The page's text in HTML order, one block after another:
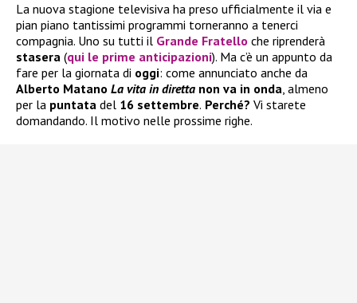
La nuova stagione televisiva ha preso ufficialmente il via e
pian piano tantissimi programmi torneranno a tenerci
compagnia. Uno su tutti il Grande Fratello che riprenderà
stasera (qui le prime anticipazioni). Ma c’è un appunto da
fare per la giornata di oggi: come annunciato anche da
Alberto Matano La vita in diretta non va in onda, almeno
per la puntata del 16 settembre. Perché? Vi starete
domandando. Il motivo nelle prossime righe.